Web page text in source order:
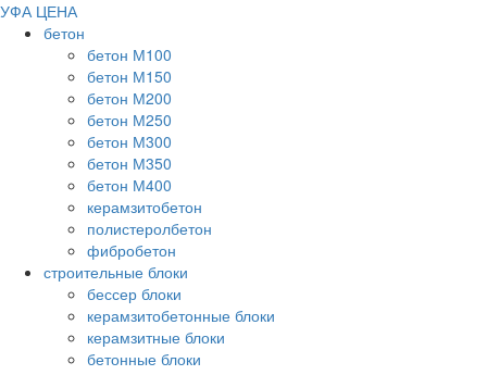
УФА ЦЕНА
бетон
бетон М100
бетон М150
бетон М200
бетон М250
бетон М300
бетон М350
бетон М400
керамзитобетон
полистеролбетон
фибробетон
строительные блоки
бессер блоки
керамзитобетонные блоки
керамзитные блоки
бетонные блоки